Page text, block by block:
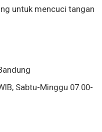
untuk mencuci tangan
Sabtu-Minggu 07.00-